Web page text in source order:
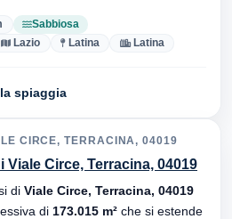
Sabbiosa
Lazio Latina Latina
spiaggia
CIRCE, TERRACINA, 04019
Circe, Terracina, 04019
di Viale Circe, Terracina, 04019
di 173.015 m² che si estende